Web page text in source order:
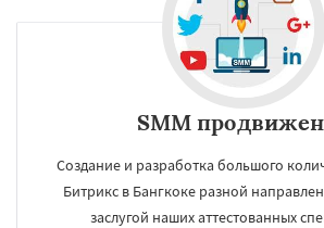
SMM
Создание и разработка большого
Битрикс в Бангкоке разной
заслугой наших аттестованных